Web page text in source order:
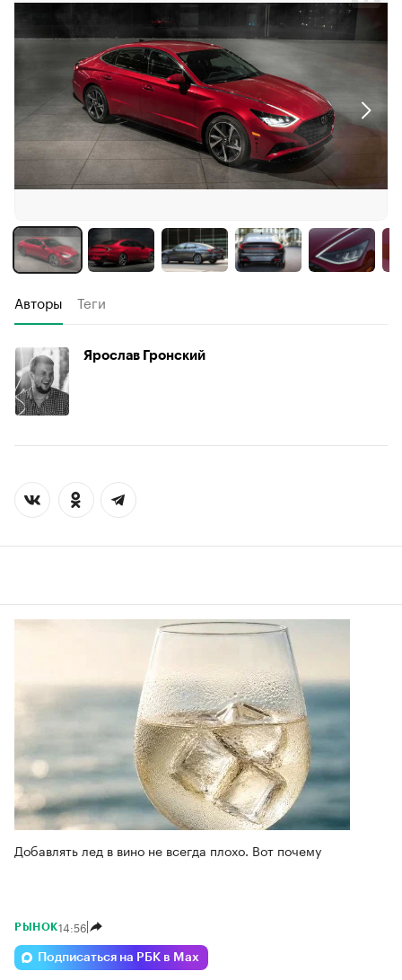
Авторы Теги
Ярослав Гронский
Добавлять лед в вино не всегда плохо. Вот почему
РЫНОК14:56
Подписаться на РБК в Max